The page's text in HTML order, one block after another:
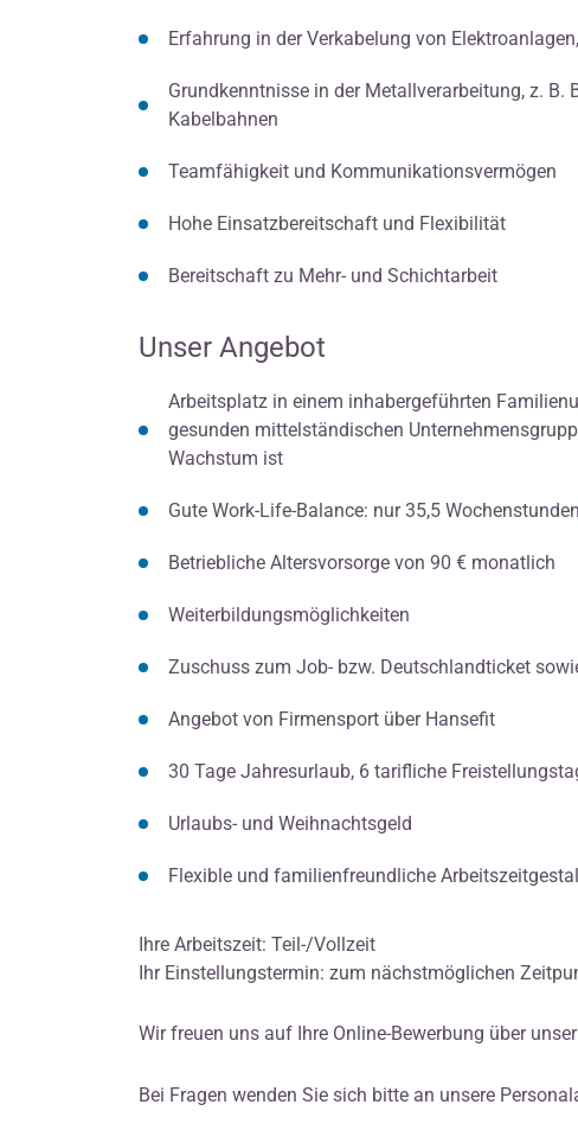
Erfahrung in der Verkabelung von
Grundkenntnisse in der Metallverarbeitung, z. B.
Kabelbahnen
Teamfähigkeit und Kommunikationsvermögen
Hohe Einsatzbereitschaft und Flexibilität
Bereitschaft zu Mehr- und Schichtarbeit
Unser Angebot
Arbeitsplatz in einem inhabergeführten
gesunden mittelständischen
Wachstum ist
Gute Work-Life-Balance: nur 35,5
Betriebliche Altersvorsorge von 90 € monatlich
Weiterbildungsmöglichkeiten
Zuschuss zum Job- bzw. Deutschlandticket
Angebot von Firmensport über Hansefit
30 Tage Jahresurlaub, 6 tarifliche
Urlaubs- und Weihnachtsgeld
Flexible und familienfreundliche
Ihre Arbeitszeit: Teil-/Vollzeit
Ihr Einstellungstermin: zum nächstmöglichen
Wir freuen uns auf Ihre Online-Bewerbung über
Bei Fragen wenden Sie sich bitte an unsere